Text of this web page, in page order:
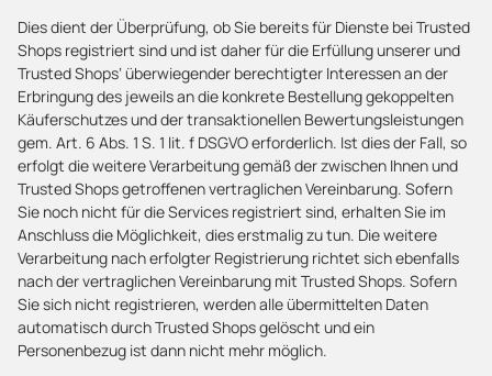
Dies dient der Überprüfung, ob Sie bereits für Dienste bei Trusted
Shops registriert sind und ist daher für die Erfüllung unserer und
Trusted Shops‘ überwiegender berechtigter Interessen an der
Erbringung des jeweils an die konkrete Bestellung gekoppelten
Käuferschutzes und der transaktionellen Bewertungsleistungen
gem. Art. 6 Abs. 1 S. 1 lit. f DSGVO erforderlich. Ist dies der Fall, so
erfolgt die weitere Verarbeitung gemäß der zwischen Ihnen und
Trusted Shops getroffenen vertraglichen Vereinbarung. Sofern
Sie noch nicht für die Services registriert sind, erhalten Sie im
Anschluss die Möglichkeit, dies erstmalig zu tun. Die weitere
Verarbeitung nach erfolgter Registrierung richtet sich ebenfalls
nach der vertraglichen Vereinbarung mit Trusted Shops. Sofern
Sie sich nicht registrieren, werden alle übermittelten Daten
automatisch durch Trusted Shops gelöscht und ein
Personenbezug ist dann nicht mehr möglich.